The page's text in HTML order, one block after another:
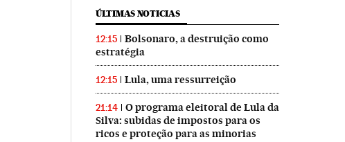
ÚLTIMAS NOTICIAS
12:15
Bolsonaro, a destruição como
estratégia
12:15 Lula, uma ressurreição
21:14
O programa eleitoral de Lula da
Silva: subidas de impostos para os
ricos e proteção para as minorias